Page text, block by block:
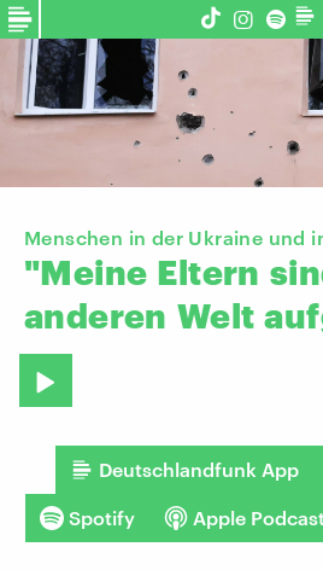
Menschen in der Ukraine und
"Meine Eltern
anderen Welt
Deutschlandfunk App
Spotify Apple